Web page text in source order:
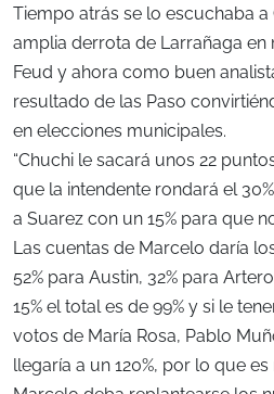
Tiempo atrás se lo escuchaba a
amplia derrota de Larrañaga en
Feud y ahora como buen
resultado de las Paso
en elecciones municipales.
“Chuchi le sacará unos 22
que la intendente rondará el
a Suarez con un 15% para que
Las cuentas de Marcelo daría
52% para Austin, 32% para
15% el total es de 99% y si le
votos de María Rosa, Pablo
llegaría a un 120%, por lo que